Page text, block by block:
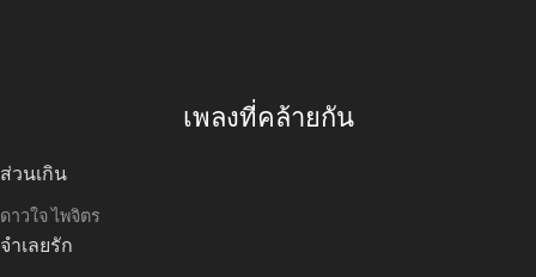
เพลงที่คล้ายกัน
ส่วนเกิน
ดาวใจ ไพจิตร
จำเลยรัก